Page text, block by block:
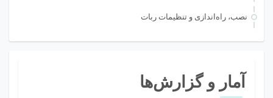
نصب، راه‌اندازی و تنظیمات ربات
آمار و گزارش‌ها